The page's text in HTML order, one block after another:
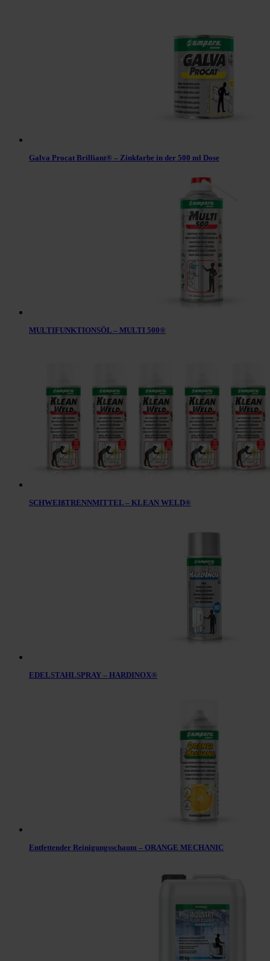
Galva Procat Brilliant® – Zinkfarbe in der 500 ml Dose
MULTIFUNKTIONSÖL – MULTI 500®
SCHWEIßTRENNMITTEL – KLEAN WELD®
EDELSTAHLSPRAY – HARDINOX®
Entfettender Reinigungsschaum – ORANGE MECHANIC